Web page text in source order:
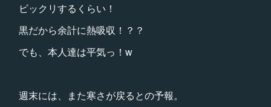
ビックリするくらい！
黒だから余計に熱吸収！？？
でも、本人達は平気っ！w
週末には、また寒さが戻るとの予報。